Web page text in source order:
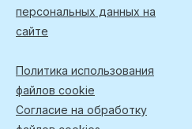
персональных данных на
сайте
Политика использования
файлов cookie
Согласие на обработку